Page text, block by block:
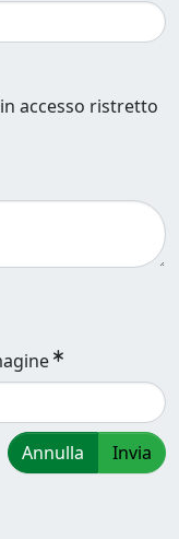
accesso ristretto
Annulla Invia